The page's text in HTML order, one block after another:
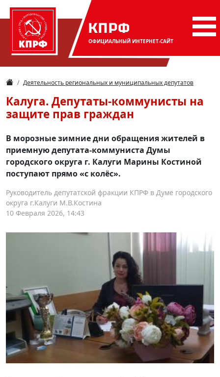
КПРФ
ОФИЦИАЛЬНЫЙ ИНТЕРНЕТ-САЙТ
Деятельность региональных и муниципальных депутатов
Калуга. Депутаты-коммунисты на
защите прав граждан
В морозные зимние дни обращения жителей в
приемную депутата-коммуниста Думы
городского округа г. Калуги Марины Костиной
поступают прямо «с колёс».
Руководитель депутатской фракции КПРФ в Думе городского
округа г.Калуги М.В.Костина
10 Февраля 2026, 14:43